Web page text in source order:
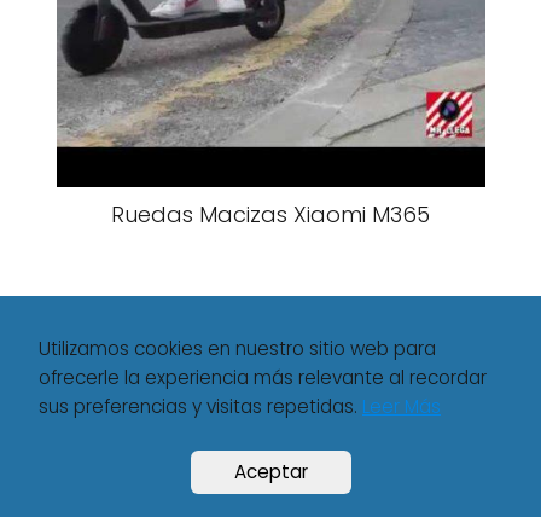
Ruedas Macizas Xiaomi M365
Antutu Xiaomi Mi Pad 4 Plus
Utilizamos cookies en nuestro sitio web para
ofrecerle la experiencia más relevante al recordar
sus preferencias y visitas repetidas. Leer Más
Aceptar